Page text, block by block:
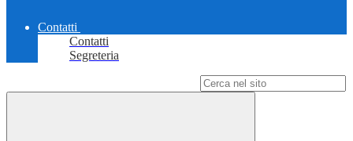
Contatti
Contatti
Segreteria